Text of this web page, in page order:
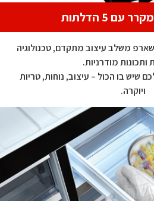
5 הדלתות
דלתות של שארפ משלב עיצוב מתקדם, טכנולוגיה
ותכונות מודרניות.
שיש בו הכול – עיצוב, נוחות, טריות
ויוקרה.